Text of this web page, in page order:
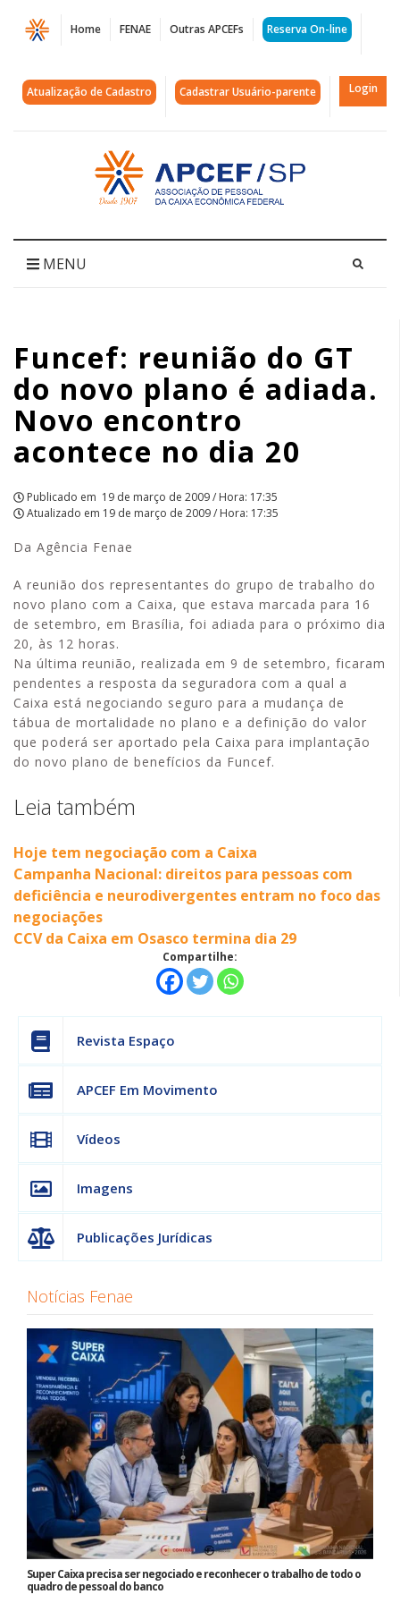
Página
Funcef:
reunião
plano
Novo
encontro
acontece
no
dia
20
|
APCEF/SP
Home FENAE Outras APCEFs Reserva On-line
Atualização de Cadastro Cadastrar Usuário-parente Login
Acessar
página
inicial
MENU
Funcef: reunião do GT
do novo plano é adiada.
Novo encontro
acontece no dia 20
Publicado em 19 de março de 2009 / Hora: 17:35
Atualizado em 19 de março de 2009 / Hora: 17:35
Da Agência Fenae
A reunião dos representantes do grupo de trabalho do
novo plano com a Caixa, que estava marcada para 16
de setembro, em Brasília, foi adiada para o próximo dia
20, às 12 horas.
Na última reunião, realizada em 9 de setembro, ficaram
pendentes a resposta da seguradora com a qual a
Caixa está negociando seguro para a mudança de
tábua de mortalidade no plano e a definição do valor
que poderá ser aportado pela Caixa para implantação
do novo plano de benefícios da Funcef.
Leia também
Hoje tem negociação com a Caixa
Campanha Nacional: direitos para pessoas com
deficiência e neurodivergentes entram no foco das
negociações
CCV da Caixa em Osasco termina dia 29
Compartilhe:
Revista Espaço
APCEF Em Movimento
Vídeos
Imagens
Publicações Jurídicas
Notícias Fenae
Super Caixa precisa ser negociado e reconhecer o trabalho de todo o
quadro de pessoal do banco